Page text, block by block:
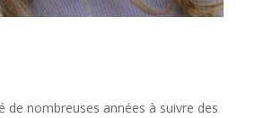
de nombreuses années à suivre des